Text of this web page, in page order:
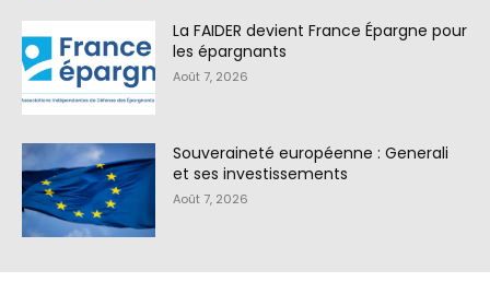
La FAIDER devient France Épargne pour
les épargnants
Août 7, 2026
Souveraineté européenne : Generali
et ses investissements
Août 7, 2026